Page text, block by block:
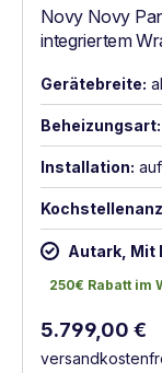
Novy Novy
integriertem
Gerätebreite:
Beheizungsart:
Installation:
Autark, Mit
250€ Rabatt im
250€ Rabatt im
Regulärer
5.799,00 €